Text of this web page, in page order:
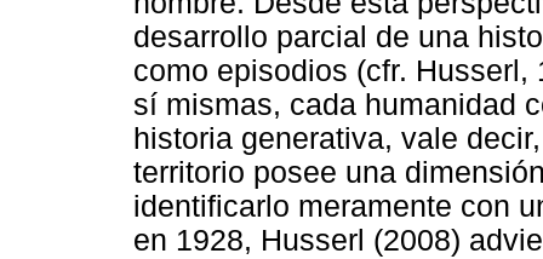
desarrollo parcial de una
como episodios (cfr.
sí mismas, cada humanidad
historia generativa, vale
territorio posee una
identificarlo meramente con
en 1928, Husserl (2008)